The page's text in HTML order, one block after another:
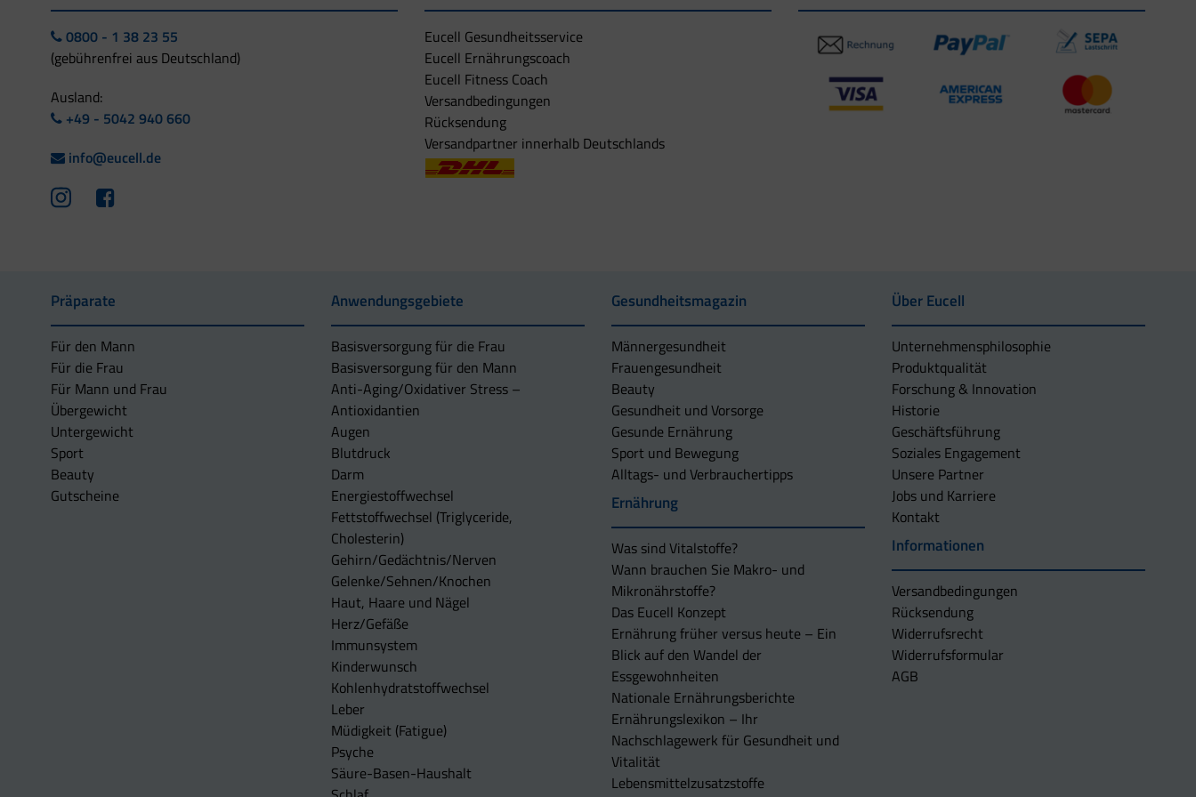
0800 - 1 38 23 55
(gebührenfrei aus Deutschland)
Ausland:
+49 - 5042 940 660
info@eucell.de
Eucell Gesundheitsservice
Eucell Ernährungscoach
Eucell Fitness Coach
Versandbedingungen
Rücksendung
Versandpartner innerhalb Deutschlands
Präparate
Für den Mann
Für die Frau
Für Mann und Frau
Übergewicht
Untergewicht
Sport
Beauty
Gutscheine
Anwendungsgebiete
Basisversorgung für die Frau
Basisversorgung für den Mann
Anti-Aging/Oxidativer Stress –
Antioxidantien
Augen
Blutdruck
Darm
Energiestoffwechsel
Fettstoffwechsel (Triglyceride,
Cholesterin)
Gehirn/Gedächtnis/Nerven
Gelenke/Sehnen/Knochen
Haut, Haare und Nägel
Herz/Gefäße
Immunsystem
Kinderwunsch
Kohlenhydratstoffwechsel
Leber
Müdigkeit (Fatigue)
Psyche
Säure-Basen-Haushalt
Gesundheitsmagazin
Männergesundheit
Frauengesundheit
Beauty
Gesundheit und Vorsorge
Gesunde Ernährung
Sport und Bewegung
Alltags- und Verbrauchertipps
Ernährung
Was sind Vitalstoffe?
Wann brauchen Sie Makro- und
Mikronährstoffe?
Das Eucell Konzept
Ernährung früher versus heute – Ein
Blick auf den Wandel der
Essgewohnheiten
Nationale Ernährungsberichte
Ernährungslexikon – Ihr
Nachschlagewerk für Gesundheit und
Vitalität
Lebensmittelzusatzstoffe
Über Eucell
Unternehmens­philosophie
Produktqualität
Forschung & Innovation
Historie
Geschäftsführung
Soziales Engagement
Unsere Partner
Jobs und Karriere
Kontakt
Informationen
Versandbedingungen
Rücksendung
Widerrufsrecht
Widerrufsformular
AGB